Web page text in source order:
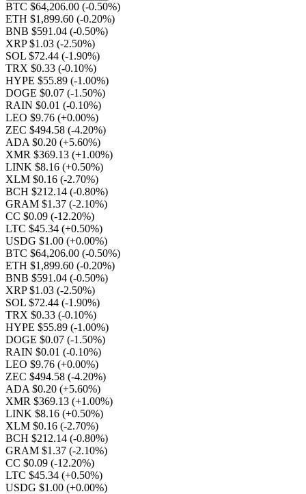
BTC $64,206.00 (-0.50%)
ETH $1,899.60 (-0.20%)
BNB $591.04 (-0.50%)
XRP $1.03 (-2.50%)
SOL $72.44 (-1.90%)
TRX $0.33 (-0.10%)
HYPE $55.89 (-1.00%)
DOGE $0.07 (-1.50%)
RAIN $0.01 (-0.10%)
LEO $9.76 (+0.00%)
ZEC $494.58 (-4.20%)
ADA $0.20 (+5.60%)
XMR $369.13 (+1.00%)
LINK $8.16 (+0.50%)
XLM $0.16 (-2.70%)
BCH $212.14 (-0.80%)
GRAM $1.37 (-2.10%)
CC $0.09 (-12.20%)
LTC $45.34 (+0.50%)
USDG $1.00 (+0.00%)
BTC $64,206.00 (-0.50%)
ETH $1,899.60 (-0.20%)
BNB $591.04 (-0.50%)
XRP $1.03 (-2.50%)
SOL $72.44 (-1.90%)
TRX $0.33 (-0.10%)
HYPE $55.89 (-1.00%)
DOGE $0.07 (-1.50%)
RAIN $0.01 (-0.10%)
LEO $9.76 (+0.00%)
ZEC $494.58 (-4.20%)
ADA $0.20 (+5.60%)
XMR $369.13 (+1.00%)
LINK $8.16 (+0.50%)
XLM $0.16 (-2.70%)
BCH $212.14 (-0.80%)
GRAM $1.37 (-2.10%)
CC $0.09 (-12.20%)
LTC $45.34 (+0.50%)
USDG $1.00 (+0.00%)